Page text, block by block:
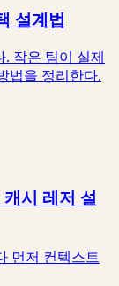
설계법
작은 팀이 실제
법을 정리한다.
시 레저 설
먼저 컨텍스트